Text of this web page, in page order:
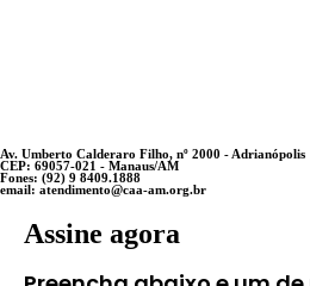
Av. Umberto Calderaro Filho, nº 2000 - Adrianópolis
CEP: 69057-021 - Manaus/AM
Fones: (92) 9 8409.1888
email: atendimento@caa-am.org.br
Assine agora